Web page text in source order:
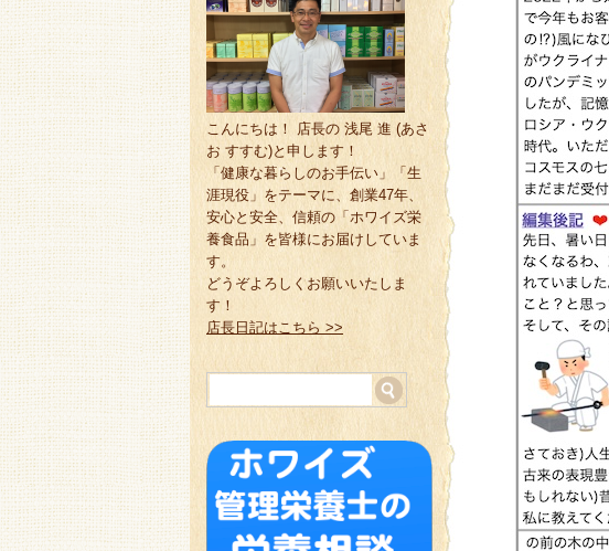
こんにちは！ 店長の 浅尾 進 (あさ
お すすむ)と申します！
「健康な暮らしのお手伝い」「生
涯現役」をテーマに、創業47年、
安心と安全、信頼の「ホワイズ栄
養食品」を皆様にお届けしていま
す。
どうぞよろしくお願いいたしま
す！
店長日記はこちら >>